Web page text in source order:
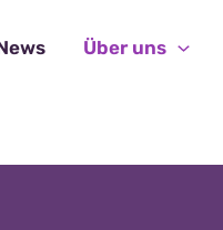
Über uns